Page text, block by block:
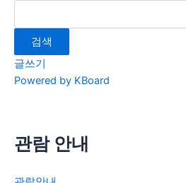
검색
글쓰기
Powered by KBoard
관람 안내